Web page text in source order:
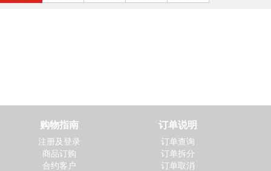
70克
购物指南
注册及登录
商品订购
合约客户
订单说明
订单查询
订单拆分
订单取消